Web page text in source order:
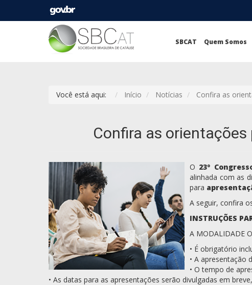
SBCAT Quem Somos
Você está aqui: Início Notícias Confira as
Confira as orientações
O 23º
alinhada com as
para
A seguir, confira
INSTRUÇÕES
A MODALIDADE
• É obrigatório
• A apresentação
• O tempo de
• As datas para as apresentações serão divulgadas em